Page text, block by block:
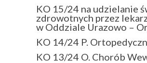
KO 15/24 na udzielanie
zdrowotnych przez
w Oddziale Urazowo –
KO 14/24 P.
KO 13/24 O. Chorób